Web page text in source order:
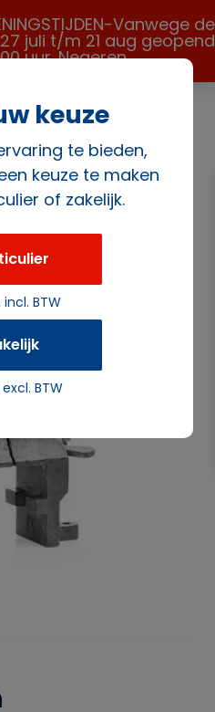
Vanwege de
juli t/m 21 aug geopend
uur.Negeren
keuze
te bieden,
keuze te maken
of zakelijk.
incl. BTW
BTW